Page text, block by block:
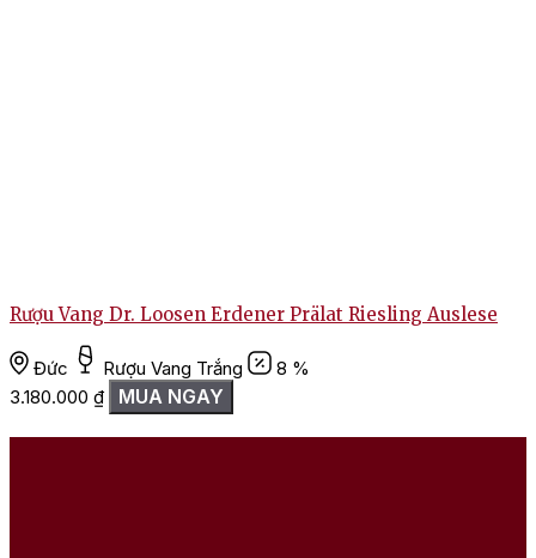
Rượu Vang Dr. Loosen Erdener Prälat Riesling Auslese
Đức Rượu Vang Trắng
8 %
3.180.000 ₫ MUA NGAY